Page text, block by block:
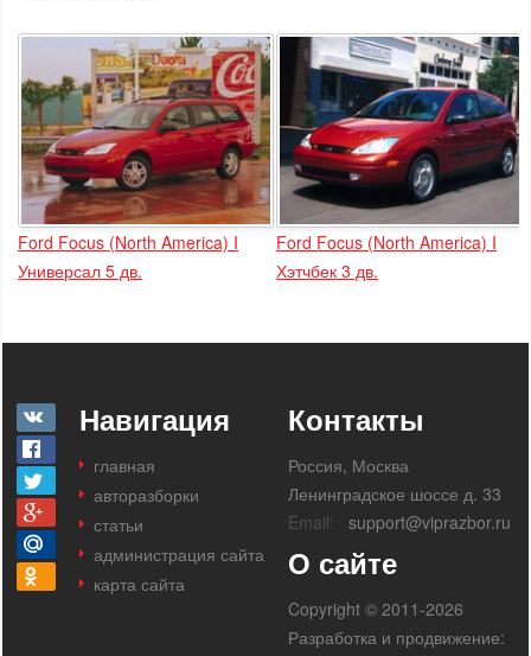
Ford Focus (North America) I
Универсал 5 дв.
Ford Focus (North America) I
Хэтчбек 3 дв.
Навигация
главная
авторазборки
статьи
администрация сайта
карта сайта
Контакты
Россия, Москва
Ленинградское шоссе д. 33
Email:
support@viprazbor.ru
О сайте
Copyright © 2011-2026
Разработка и продвижение: